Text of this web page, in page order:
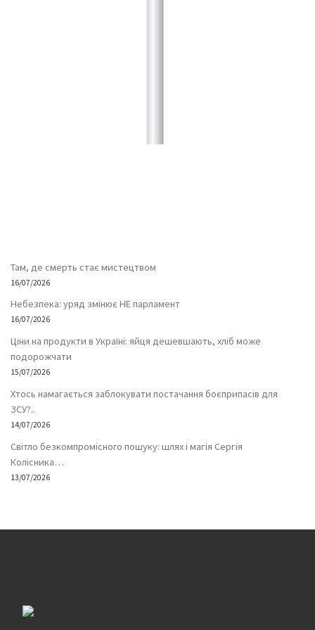
Там, де смерть стає мистецтвом
16/07/2026
Небезпека: уряд змінює НЕ парламент
16/07/2026
Ціни на продукти в Україні: яйця дешевшають, хліб може
подорожчати
15/07/2026
Хтось намагається заблокувати постачання боєприпасів для
ЗСУ?..
14/07/2026
Світло безкомпромісного пошуку: шлях і магія Сергія
Колісника…
13/07/2026